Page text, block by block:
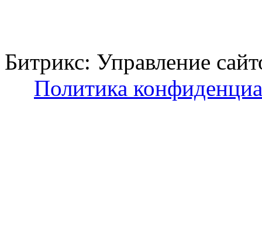
Битрикс: Управление
Политика